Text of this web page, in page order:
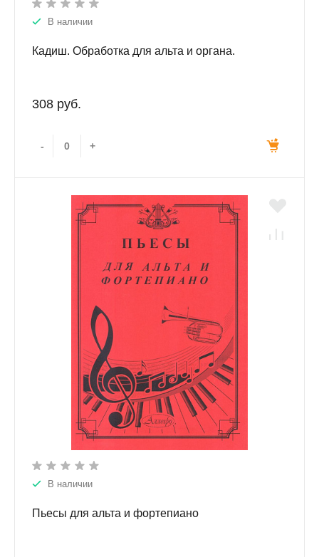
В наличии
Кадиш. Обработка для альта и органа.
308 руб.
- +
В наличии
Пьесы для альта и фортепиано